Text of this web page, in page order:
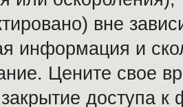
вне
информация и
Цените свое
доступа к